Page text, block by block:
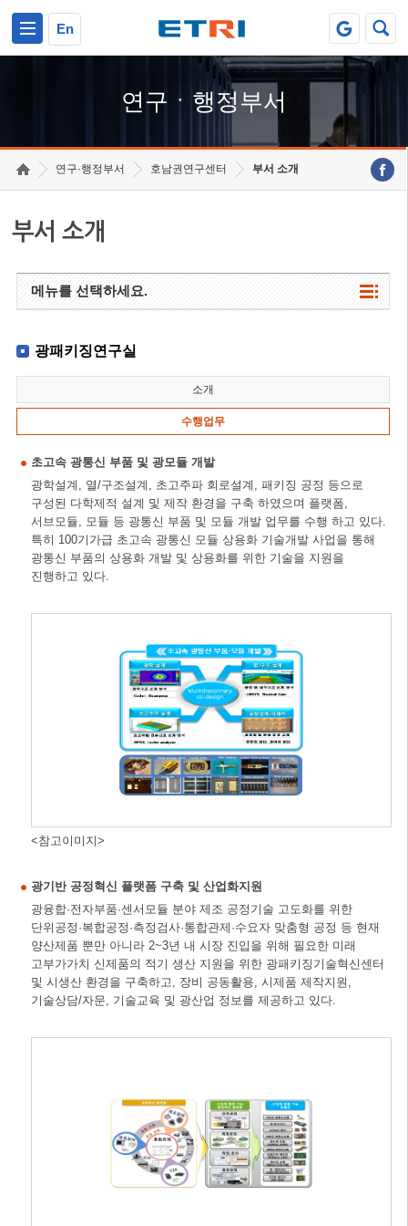
En
연구ㆍ행정부서
연구·행정부서 호남권연구센터 부서 소개
부서 소개
메뉴를 선택하세요.
광패키징연구실
소개
수행업무
초고속 광통신 부품 및 광모듈 개발
광학설계, 열/구조설계, 초고주파 회로설계, 패키징 공정 등으로
구성된 다학제적 설계 및 제작 환경을 구축 하였으며 플랫폼,
서브모듈, 모듈 등 광통신 부품 및 모듈 개발 업무를 수행 하고 있다.
특히 100기가급 초고속 광통신 모듈 상용화 기술개발 사업을 통해
광통신 부품의 상용화 개발 및 상용화를 위한 기술을 지원을
진행하고 있다.
<참고이미지>
광기반 공정혁신 플랫폼 구축 및 산업화지원
광융합·전자부품·센서모듈 분야 제조 공정기술 고도화를 위한
단위공정·복합공정·측정검사·통합관제·수요자 맞춤형 공정 등 현재
양산제품 뿐만 아니라 2~3년 내 시장 진입을 위해 필요한 미래
고부가가치 신제품의 적기 생산 지원을 위한 광패키징기술혁신센터
및 시생산 환경을 구축하고, 장비 공동활용, 시제품 제작지원,
기술상담/자문, 기술교육 및 광산업 정보를 제공하고 있다.